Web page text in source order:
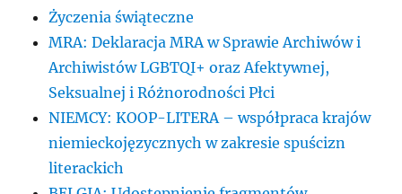
Życzenia świąteczne
MRA: Deklaracja MRA w Sprawie Archiwów i
Archiwistów LGBTQI+ oraz Afektywnej,
Seksualnej i Różnorodności Płci
NIEMCY: KOOP-LITERA – współpraca krajów
niemieckojęzycznych w zakresie spuścizn
literackich